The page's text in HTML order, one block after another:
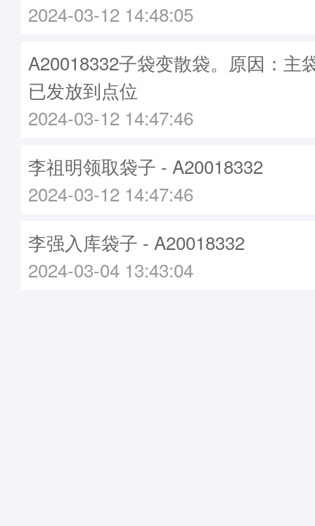
2024-03-12 14:48:05
A20018332子袋变散袋。原因：主
已发放到点位
2024-03-12 14:47:46
李祖明领取袋子 - A20018332
2024-03-12 14:47:46
李强入库袋子 - A20018332
2024-03-04 13:43:04